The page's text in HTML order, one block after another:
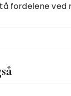
fordelene ved